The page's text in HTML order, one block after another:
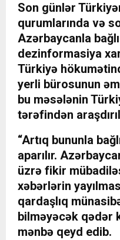
Son günlər
qurumlarında və
Azərbaycanla
dezinformasiya
Türkiyə
yerli bürosunun
bu məsələnin
tərəfindən
“Artıq bununla
aparılır.
üzrə fikir
xəbərlərin
qardaşlıq
bilməyəcək qədər
mənbə qeyd edib.